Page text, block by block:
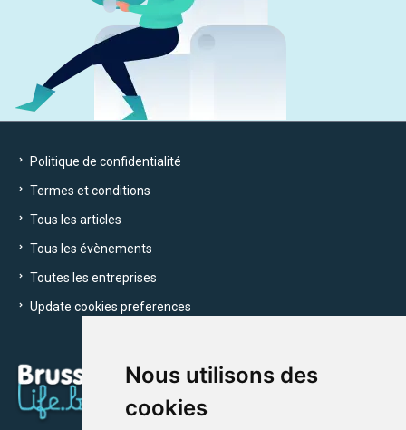
Nous utilisons des
cookies
Politique de confidentialité
Termes et conditions
Tous les articles
Tous les évènements
Toutes les entreprises
Update cookies preferences